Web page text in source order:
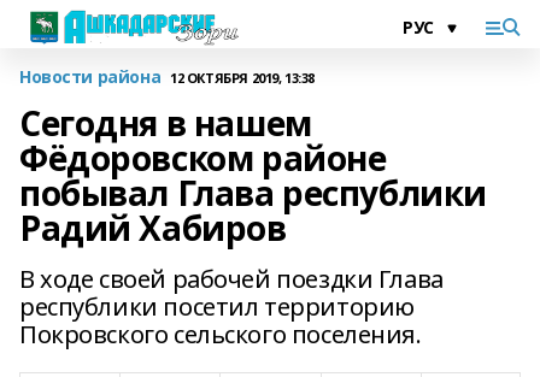
Новости района 12 ОКТЯБРЯ 2019, 13:38
Сегодня в нашем
Фёдоровском районе
побывал Глава республики
Радий Хабиров
В ходе своей рабочей поездки Глава
республики посетил территорию
Покровского сельского поселения.